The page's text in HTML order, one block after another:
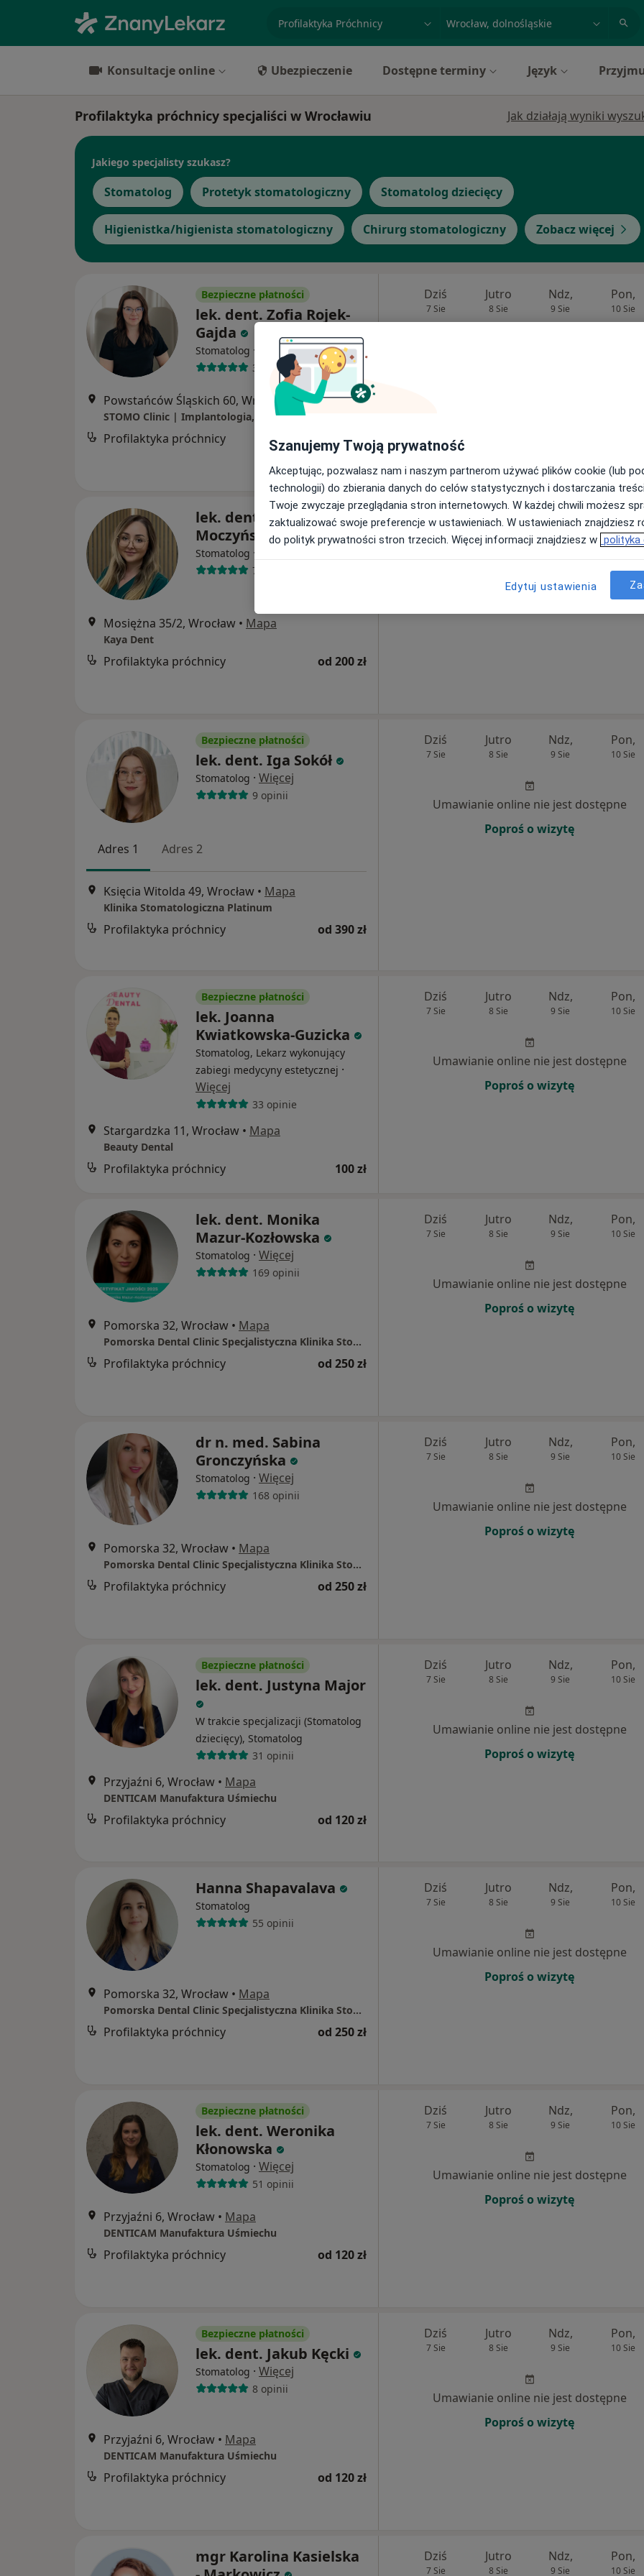
specjalizacja, badanie lub nazwiskomiasto lub dzielnica
Konsultacje online Ubezpieczenie Dostępne terminy Język
Profilaktyka próchnicy specjaliści w Wrocławiu Jak działają wyniki
Jakiego specjalisty szukasz?
Stomatolog Protetyk stomatologiczny Stomatolog dziecięcy
Higienistka/higienista stomatologiczny Chirurg stomatologiczny Zobacz więcej
Bezpieczne płatności
lek. dent. Zofia Rojek-
Gajda
Stomatolog · Więcej
33 opinie
Powstańców Śląskich 60, Wrocław •Mapa
Profilaktyka próchnicy Darmowa usługa
Dziś
7 Sie
Jutro
8 Sie
Ndz,
9 Sie
Pon,
10 Sie
lek. dent. Irena
Moczyńska-Kaya
Stomatolog ·
72 opinie
Mosiężna 35/2, Wrocław • Mapa
Kaya Dent
Profilaktyka próchnicy od 200 zł
Dziś Jutro Ndz, Pon,
10 Sie
Umawianie online nie jest dostępne
Bezpieczne płatności
lek. dent. Iga Sokół
Stomatolog · Więcej
9 opinii
Adres 1 Adres 2
Księcia Witolda 49, Wrocław • Mapa
Klinika Stomatologiczna Platinum
Profilaktyka próchnicy od 390 zł
Dziś
7 Sie
Jutro
8 Sie
Ndz,
9 Sie
Pon,
10 Sie
Umawianie online nie jest dostępne
Poproś o wizytę
Bezpieczne płatności
lek. Joanna
Kwiatkowska-Guzicka
Stomatolog, Lekarz wykonujący
zabiegi medycyny estetycznej ·
Więcej
33 opinie
Stargardzka 11, Wrocław • Mapa
Beauty Dental
Profilaktyka próchnicy 100 zł
Dziś
7 Sie
Jutro
8 Sie
Ndz,
9 Sie
Pon,
10 Sie
Umawianie online nie jest dostępne
Poproś o wizytę
lek. dent. Monika
Mazur-Kozłowska
Stomatolog · Więcej
169 opinii
Pomorska 32, Wrocław • Mapa
Pomorska Dental Clinic Specjalistyczna Klinika Stomatologiczna
Profilaktyka próchnicy od 250 zł
Dziś
7 Sie
Jutro
8 Sie
Ndz,
9 Sie
Pon,
10 Sie
Umawianie online nie jest dostępne
Poproś o wizytę
dr n. med. Sabina
Gronczyńska
Stomatolog · Więcej
168 opinii
Pomorska 32, Wrocław • Mapa
Pomorska Dental Clinic Specjalistyczna Klinika Stomatologiczna
Profilaktyka próchnicy od 250 zł
Dziś
7 Sie
Jutro
8 Sie
Ndz,
9 Sie
Pon,
10 Sie
Umawianie online nie jest dostępne
Poproś o wizytę
Bezpieczne płatności
lek. dent. Justyna Major
W trakcie specjalizacji (Stomatolog
dziecięcy), Stomatolog
31 opinii
Przyjaźni 6, Wrocław • Mapa
DENTICAM Manufaktura Uśmiechu
Profilaktyka próchnicy od 120 zł
Dziś
7 Sie
Jutro
8 Sie
Ndz,
9 Sie
Pon,
10 Sie
Umawianie online nie jest dostępne
Poproś o wizytę
Hanna Shapavalava
Stomatolog
55 opinii
Pomorska 32, Wrocław • Mapa
Pomorska Dental Clinic Specjalistyczna Klinika Stomatologiczna
Profilaktyka próchnicy od 250 zł
Dziś
7 Sie
Jutro
8 Sie
Ndz,
9 Sie
Pon,
10 Sie
Umawianie online nie jest dostępne
Poproś o wizytę
Bezpieczne płatności
lek. dent. Weronika
Kłonowska
Stomatolog · Więcej
51 opinii
Przyjaźni 6, Wrocław • Mapa
DENTICAM Manufaktura Uśmiechu
Profilaktyka próchnicy od 120 zł
Dziś
7 Sie
Jutro
8 Sie
Ndz,
9 Sie
Pon,
10 Sie
Umawianie online nie jest dostępne
Poproś o wizytę
Bezpieczne płatności
lek. dent. Jakub Kęcki
Stomatolog · Więcej
8 opinii
Przyjaźni 6, Wrocław • Mapa
DENTICAM Manufaktura Uśmiechu
Profilaktyka próchnicy od 120 zł
Dziś
7 Sie
Jutro
8 Sie
Ndz,
9 Sie
Pon,
10 Sie
Umawianie online nie jest dostępne
Poproś o wizytę
mgr Karolina Kasielska
Dziś
7 Sie
Jutro
8 Sie
Ndz,
9 Sie
Pon,
10 Sie
Szanujemy Twoją prywatność
Akceptując, pozwalasz nam i naszym partnerom używać plików cookie (lub
technologii) do zbierania danych do celów statystycznych i dostarczania
Twoje zwyczaje przeglądania stron internetowych. W każdej chwili możesz
zaktualizować swoje preferencje w ustawieniach. W ustawieniach znajdziesz
do polityk prywatności stron trzecich. Więcej informacji znajdziesz w polityka
Edytuj ustawienia